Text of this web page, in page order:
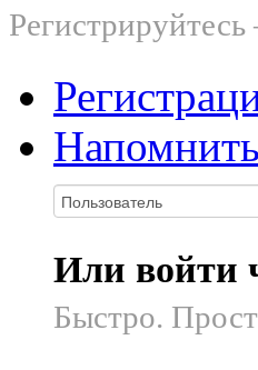
Или войти
Быстро.